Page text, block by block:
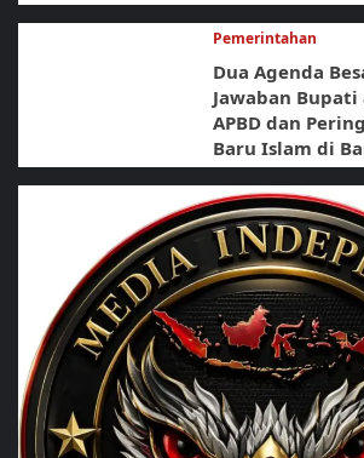
Pemerintahan
Dua Agenda
Jawaban Bupati
APBD dan
Baru Islam di